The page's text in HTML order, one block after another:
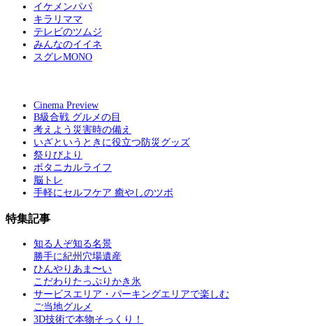
イケメンパパ
キラリママ
テレビのツムジ
みんなのイイネ
スグレMONO
Cinema Preview
B級合戦 グルメの目
考えよう災害時の備え
いざというときに役立つ防災グッズ
祭りびより
ボタニカルライフ
脳トレ
手軽にセルフケア 癒やしのツボ
特集記事
知る人ぞ知る名景
勝手に紀州穴場遺産
ひんやりあま〜い
こだわりたっぷりかき氷
サービスエリア・パーキングエリアで楽しむ
ご当地グルメ
3D技術で本物そっくり！